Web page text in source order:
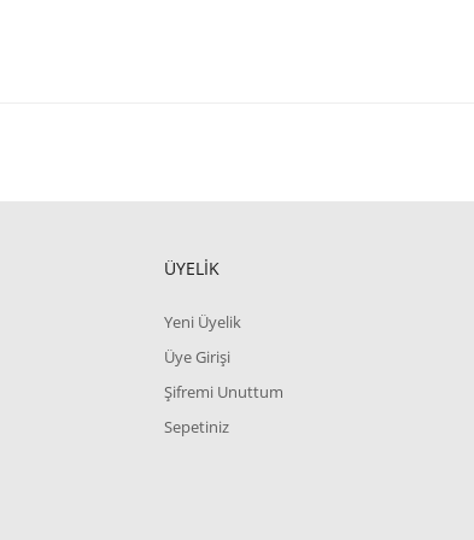
ÜYELİK
Yeni Üyelik
Üye Girişi
Şifremi Unuttum
Sepetiniz